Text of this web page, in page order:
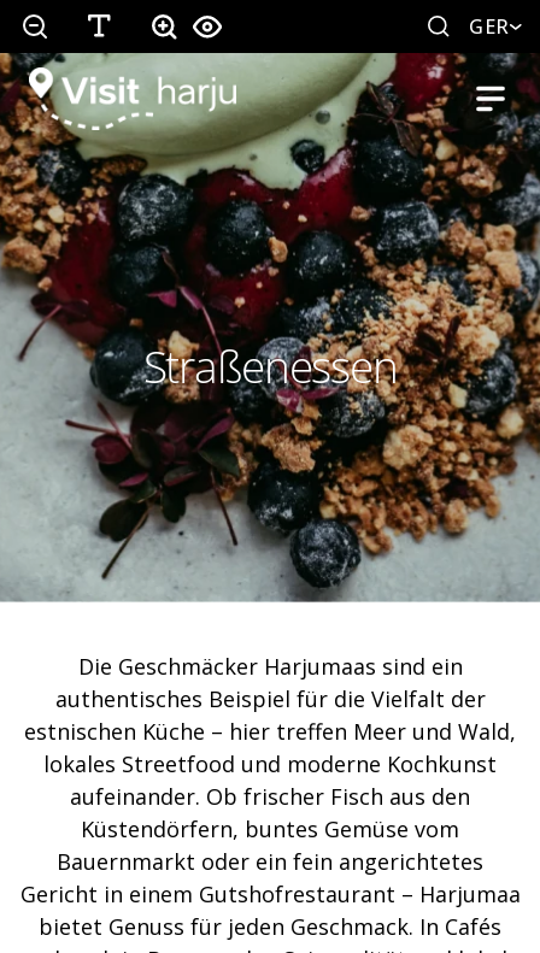
GER
Straßenessen
Die Geschmäcker Harjumaas sind ein
authentisches Beispiel für die Vielfalt der
estnischen Küche – hier treffen Meer und Wald,
lokales Streetfood und moderne Kochkunst
aufeinander. Ob frischer Fisch aus den
Küstendörfern, buntes Gemüse vom
Bauernmarkt oder ein fein angerichtetes
Gericht in einem Gutshofrestaurant – Harjumaa
bietet Genuss für jeden Geschmack. In Cafés